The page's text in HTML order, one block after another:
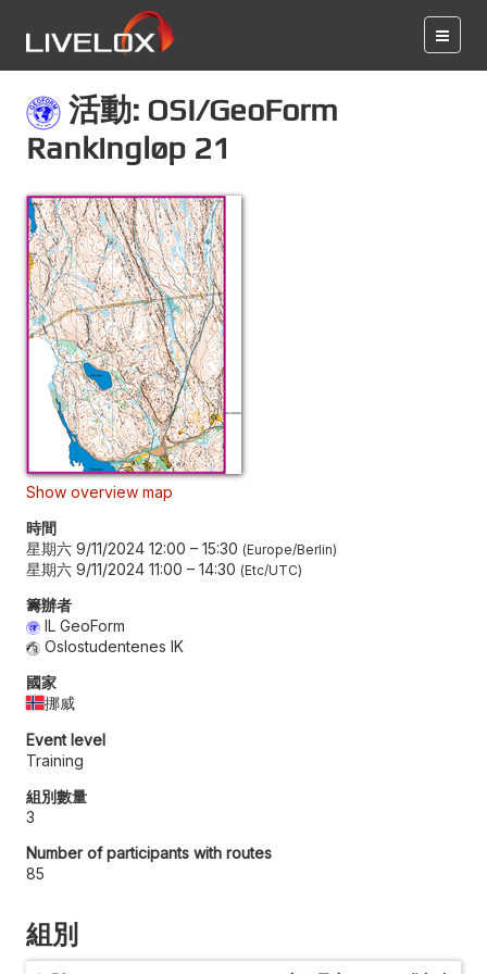
活動: OSI/GeoForm
Rankingløp 21
Show overview map
時間
星期六 9/11/2024 12:00 – 15:30 Europe/Berlin
星期六 9/11/2024 11:00 – 14:30 Etc/UTC
籌辦者
IL GeoForm
Oslostudentenes IK
國家
挪威
Event level
Training
組別數量
3
Number of participants with routes
85
組別